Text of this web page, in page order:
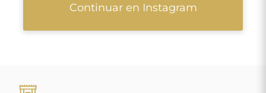
Continuar en Instagram